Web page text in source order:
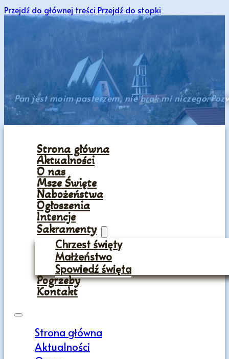
Przejdź do głównej treści Przejdź do stopki
Pan jest moim pasterzem, nie brak mi niczego.
Strona główna
Aktualności
O nas
Msze Święte
Nabożeństwa
Ogłoszenia
Intencje
Sakramenty
Chrzest święty
Małżeństwo
Spowiedź święta
Pogrzeby
Kontakt
Strona główna
Aktualności